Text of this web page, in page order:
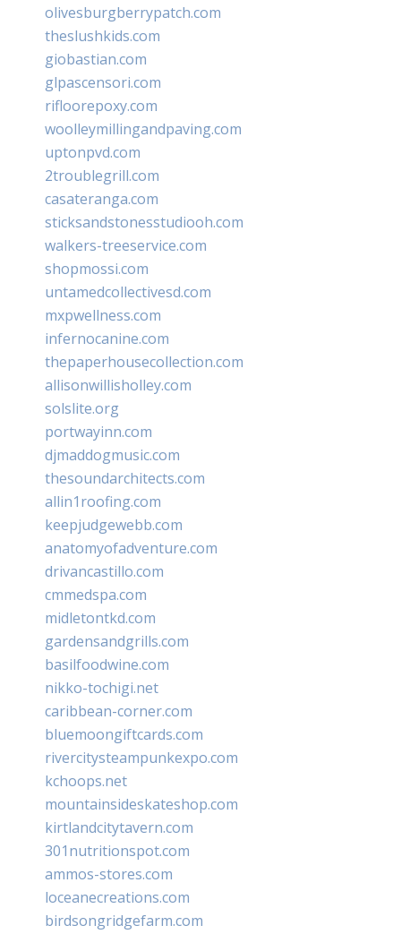
olivesburgberrypatch.com
theslushkids.com
giobastian.com
glpascensori.com
rifloorepoxy.com
woolleymillingandpaving.com
uptonpvd.com
2troublegrill.com
casateranga.com
sticksandstonesstudiooh.com
walkers-treeservice.com
shopmossi.com
untamedcollectivesd.com
mxpwellness.com
infernocanine.com
thepaperhousecollection.com
allisonwillisholley.com
solslite.org
portwayinn.com
djmaddogmusic.com
thesoundarchitects.com
allin1roofing.com
keepjudgewebb.com
anatomyofadventure.com
drivancastillo.com
cmmedspa.com
midletontkd.com
gardensandgrills.com
basilfoodwine.com
nikko-tochigi.net
caribbean-corner.com
bluemoongiftcards.com
rivercitysteampunkexpo.com
kchoops.net
mountainsideskateshop.com
kirtlandcitytavern.com
301nutritionspot.com
ammos-stores.com
loceanecreations.com
birdsongridgefarm.com